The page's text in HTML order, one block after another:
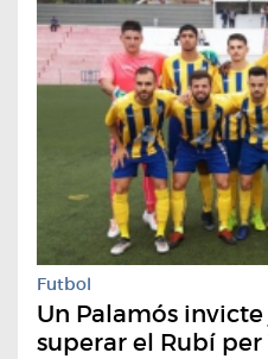
Futbol
Un Palamós
superar el Rubí per